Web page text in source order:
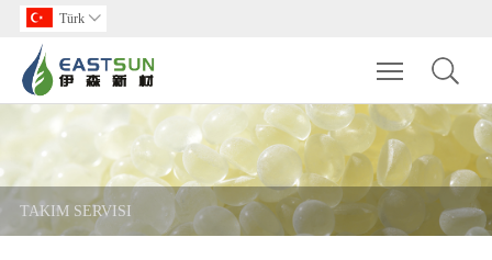
Türk 
Toggle
TAKIM SERVISI